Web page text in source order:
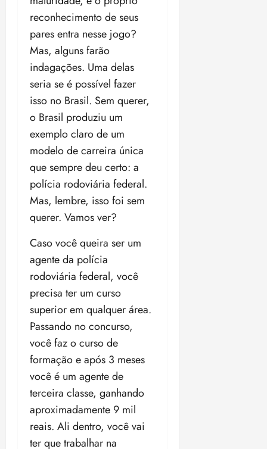
reconhecimento de seus
pares entra nesse jogo?
Mas, alguns farão
indagações. Uma delas
seria se é possível fazer
isso no Brasil. Sem querer,
o Brasil produziu um
exemplo claro de um
modelo de carreira única
que sempre deu certo: a
polícia rodoviária federal.
Mas, lembre, isso foi sem
querer. Vamos ver?
Caso você queira ser um
agente da polícia
rodoviária federal, você
precisa ter um curso
superior em qualquer área.
Passando no concurso,
você faz o curso de
formação e após 3 meses
você é um agente de
terceira classe, ganhando
aproximadamente 9 mil
reais. Ali dentro, você vai
ter que trabalhar na